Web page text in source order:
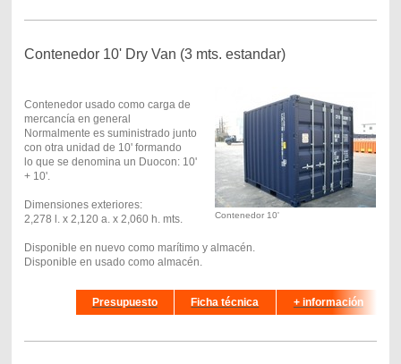
Contenedor 10' Dry Van (3 mts. estandar)
Contenedor 10'
Contenedor usado como carga de
mercancía en general
Normalmente es suministrado junto
con otra unidad de 10' formando
lo que se denomina un Duocon: 10'
+ 10'.
Dimensiones exteriores:
2,278 l. x 2,120 a. x 2,060 h. mts.
Disponible en nuevo como marítimo y almacén.
Disponible en usado como almacén.
Presupuesto Ficha técnica + información